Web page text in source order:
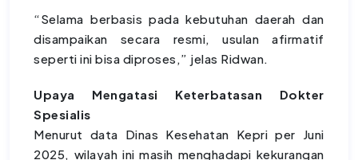
“Selama berbasis pada kebutuhan daerah dan
disampaikan secara resmi, usulan afirmatif
seperti ini bisa diproses,” jelas Ridwan.
Upaya Mengatasi Keterbatasan Dokter
Spesialis
Menurut data Dinas Kesehatan Kepri per Juni
2025, wilayah ini masih menghadapi kekurangan